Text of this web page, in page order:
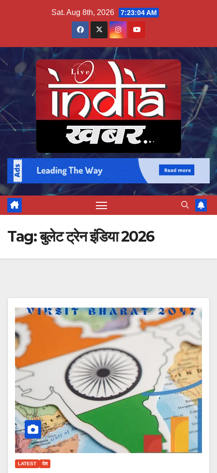
Sat. Aug 8th, 2026 7:23:05 AM
Tag:बुलेट ट्रेन इंडिया 2026
LATEST देश